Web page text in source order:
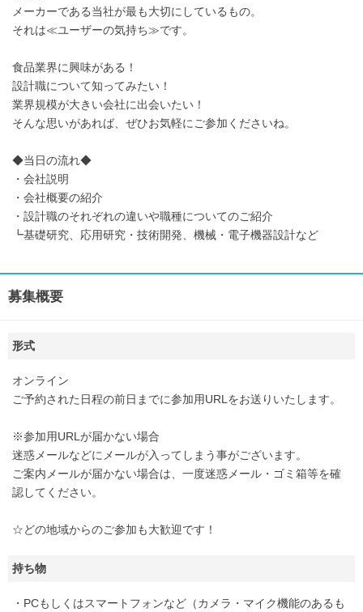
メーカーである当社が最も大切にしているもの。
それは≪ユーザーの気持ち≫です。
食品業界に興味がある！
設計職について知ってみたい！
業界規模が大きい会社に出会いたい！
そんな思いがあれば、ぜひお気軽にご参加くださいね。
◆当日の流れ◆
・会社説明
・会社概要の紹介
・設計職のそれぞれの違いや職種についてのご紹介
┗基礎研究、応用研究・技術開発、機械・電子機器設計など
募集概要
形式
オンライン
ご予約された日程の前日までに参加用URLをお送りいたします。
※参加用URLが届かない場合
迷惑メールなどにメールが入ってしまう事がございます。
ご案内メールが届かない場合は、一度迷惑メール・ゴミ箱等を確
認してください。
☆どの地域からのご参加も大歓迎です！
持ち物
・PCもしくはスマートフォンなど（カメラ・マイク機能のあるも